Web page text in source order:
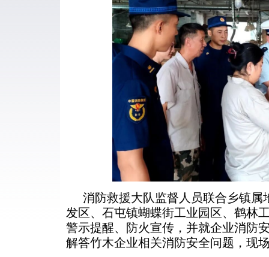
消防救援大队监督人员联合乡镇
发区、石屯镇蝴蝶街工业园区、鹤林
警示提醒、防火宣传，并就企业消防
解答竹木企业相关消防安全问题，现